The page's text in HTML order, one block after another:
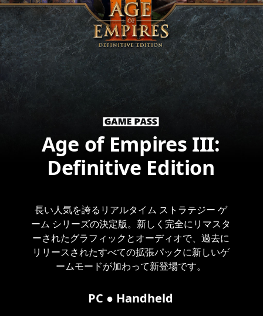
Age of Empires III:
Definitive Edition
長い人気を誇るリアルタイム ストラテジー ゲ
ーム シリーズの決定版。新しく完全にリマスタ
ーされたグラフィックとオーディオで、過去に
リリースされたすべての拡張パックに新しいゲ
ームモードが加わって新登場です。
PC ● Handheld